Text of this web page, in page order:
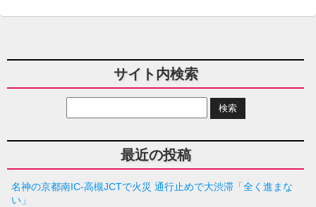
サイト内検索
最近の投稿
名神の京都南IC-高槻JCTで火災 通行止めで大渋滞「全く進まな
い」